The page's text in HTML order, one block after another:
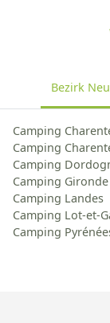
Bezirk
Camping
Camping
Camping
Camping Gironde
Camping Landes
Camping Lot-et-
Camping